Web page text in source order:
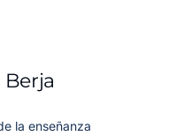
la enseñanza